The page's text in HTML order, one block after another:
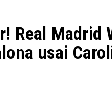
Real Madrid
usai